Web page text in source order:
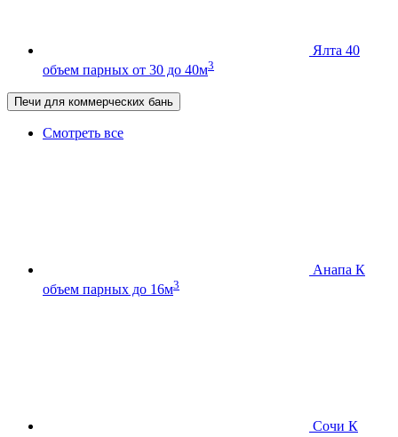
Ялта 40
объем парных от 30 до 40м3
Печи для коммерческих бань
Смотреть все
Анапа К
объем парных до 16м3
Сочи К